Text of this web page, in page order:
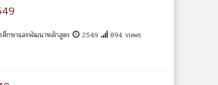
กษาและพัฒนาหลักสูตร 2549
894 views